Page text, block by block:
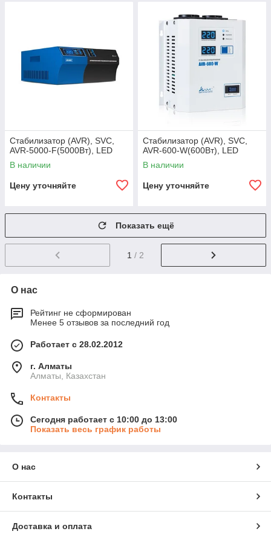
Стабилизатор (AVR), SVC,
AVR-5000-F(5000Вт), LED
В наличии
Цену уточняйте
Стабилизатор (AVR), SVC,
AVR-600-W(600Вт), LED
В наличии
Цену уточняйте
Показать ещё
1 / 2
О нас
Рейтинг не сформирован
Менее 5 отзывов за последний год
Работает с 28.02.2012
г. Алматы
Алматы, Казахстан
Контакты
Сегодня работает с 10:00 до 13:00
Показать весь график работы
О нас
Контакты
Доставка и оплата